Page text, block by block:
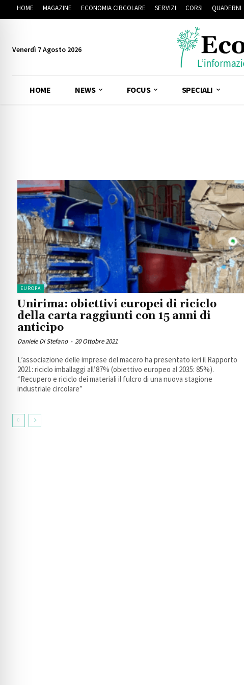
HOME MAGAZINE ECONOMIA CIRCOLARE SERVIZI CORSI QUADERNI
Venerdì 7 Agosto 2026
HOME NEWS FOCUS SPECIALI
EUROPA
Unirima: obiettivi europei di riciclo
della carta raggiunti con 15 anni di
anticipo
Daniele Di Stefano - 20 Ottobre 2021
L’associazione delle imprese del macero ha presentato ieri il Rapporto
2021: riciclo imballaggi all’87% (obiettivo europeo al 2035: 85%).
“Recupero e riciclo dei materiali il fulcro di una nuova stagione
industriale circolare”